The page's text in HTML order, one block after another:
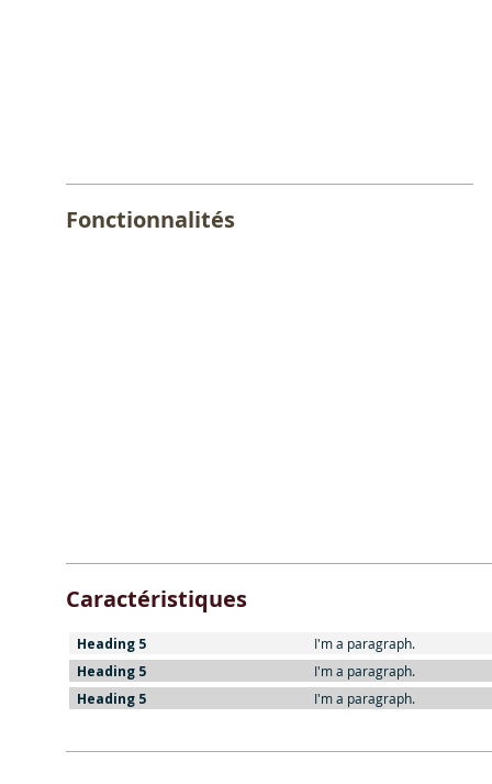
Fonctionnalités
Caractéristiques
Heading 5 I'm a paragraph.
Heading 5 I'm a paragraph.
Heading 5 I'm a paragraph.